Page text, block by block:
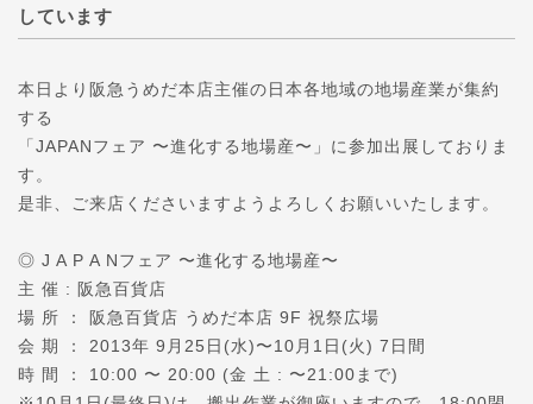
しています
本日より阪急うめだ本店主催の日本各地域の地場産業が集約
する
「JAPANフェア 〜進化する地場産〜」に参加出展しておりま
す。
是非、ご来店くださいますようよろしくお願いいたします。
◎ J A P A Nフェア 〜進化する地場産〜
主 催 : 阪急百貨店
場 所 ： 阪急百貨店 うめだ本店 9F 祝祭広場
会 期 ： 2013年 9月25日(水)〜10月1日(火) 7日間
時 間 ： 10:00 〜 20:00 (金 土 : 〜21:00まで)